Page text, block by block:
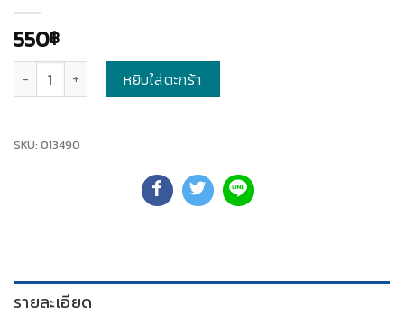
550฿
หยิบใส่ตะกร้า
SKU: 013490
รายละเอียด